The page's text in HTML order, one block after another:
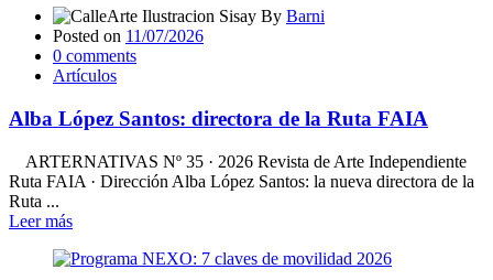
By Barni
Posted on 11/07/2026
0 comments
Artículos
Alba López Santos: directora de la Ruta FAIA
ARTERNATIVAS Nº 35 · 2026 Revista de Arte Independiente
Ruta FAIA · Dirección Alba López Santos: la nueva directora de la
Ruta ...
Leer más